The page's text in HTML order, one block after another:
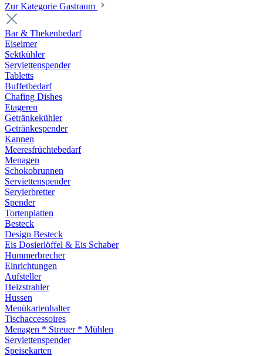
Zur Kategorie Gastraum
Bar & Thekenbedarf
Eiseimer
Sektkühler
Serviettenspender
Tabletts
Buffetbedarf
Chafing Dishes
Etageren
Getränkekühler
Getränkespender
Kannen
Meeresfrüchtebedarf
Menagen
Schokobrunnen
Serviettenspender
Servierbretter
Spender
Tortenplatten
Besteck
Design Besteck
Eis Dosierlöffel & Eis Schaber
Hummerbrecher
Einrichtungen
Aufsteller
Heizstrahler
Hussen
Menükartenhalter
Tischaccessoires
Menagen * Streuer * Mühlen
Serviettenspender
Speisekarten